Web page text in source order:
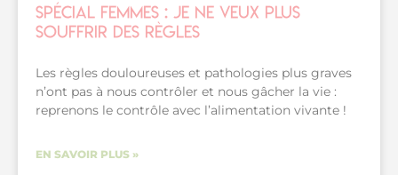
Spécial femmes : je ne veux plus
souffrir des règles
Les règles douloureuses et pathologies plus graves
n’ont pas à nous contrôler et nous gâcher la vie :
reprenons le contrôle avec l’alimentation vivante !
EN SAVOIR PLUS »